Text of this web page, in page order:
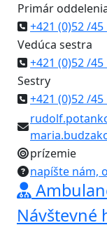
Primár
+421 (0)52 /45
Vedúca sestra
+421 (0)52 /45
Sestry
+421 (0)52 /45
prízemie
napíšte nám,
Návštevné